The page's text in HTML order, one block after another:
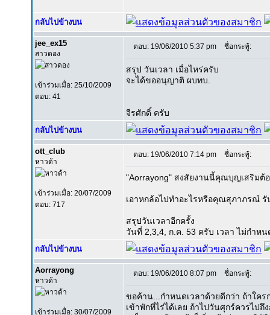
กลับไปข้างบน
jee_ex15
สาวดอง
เข้าร่วมเมื่อ: 25/10/2009
ตอบ: 41
ตอบ: 19/06/2010 5:37 pm ชื่อกระทู้:
สรุป วันเวลา เมื่อไหร่ครับ
จะได้ขออนุญาติ ผบทบ.
จีรศักดิ์ ครับ
กลับไปข้างบน
ott_club
หาวด้า
เข้าร่วมเมื่อ: 20/07/2009
ตอบ: 717
ตอบ: 19/06/2010 7:14 pm ชื่อกระทู้:
"Aorrayong" สงสัยงานนี้คุณบุญเสริมต้
เอาหกล้อไปทำอะไรหรือคุณสุภาภรณ์
สรุปวันเวลาอีกครั้ง
วันที่ 2,3,4, ก.ค. 53 ครับ เวลา ไม่กำห
กลับไปข้างบน
Aorrayong
หาวด้า
เข้าร่วมเมื่อ: 30/07/2009
ตอบ: 19/06/2010 8:07 pm ชื่อกระทู้:
ขอค้าน...กำหนดเวลาด้วยดีกว่า ถ้าใค
เข้าพักที่ไร่ได้เลย ถ้าไปวันศุกร์ควรไป